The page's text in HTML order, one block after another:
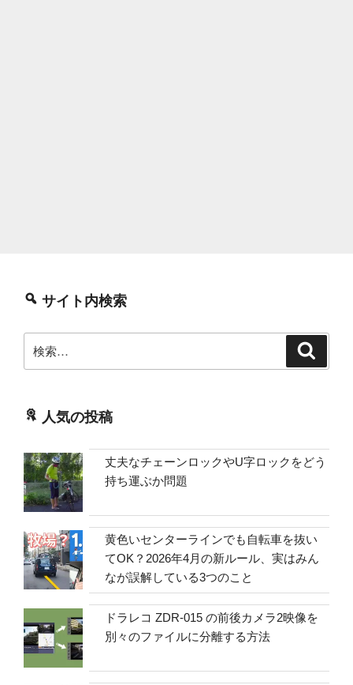
サイト内検索
索:
人気の投稿
丈夫なチェーンロックやU字ロックをどう
持ち運ぶか問題
黄色いセンターラインでも自転車を抜い
てOK？2026年4月の新ルール、実はみん
なが誤解している3つのこと
ドラレコ ZDR-015 の前後カメラ2映像を
別々のファイルに分離する方法